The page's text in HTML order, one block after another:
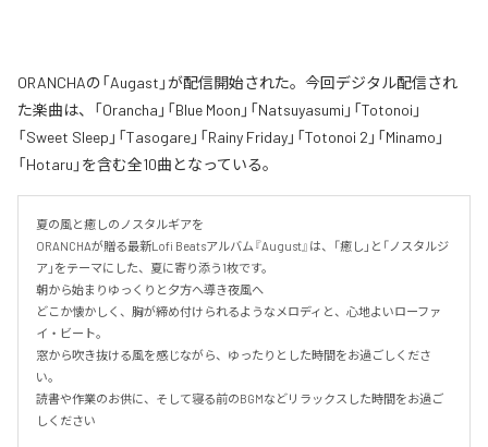
ORANCHAの「Augast」が配信開始された。今回デジタル配信され
た楽曲は、「Orancha」「Blue Moon」「Natsuyasumi」「Totonoi」
「Sweet Sleep」「Tasogare」「Rainy Friday」「Totonoi 2」「Minamo」
「Hotaru」を含む全10曲となっている。
夏の風と癒しのノスタルギアを
ORANCHAが贈る最新Lofi Beatsアルバム『August』は、「癒し」と「ノスタルジ
ア」をテーマにした、夏に寄り添う1枚です。
朝から始まりゆっくりと夕方へ導き夜風へ
どこか懐かしく、胸が締め付けられるようなメロディと、心地よいローファ
イ・ビート。
窓から吹き抜ける風を感じながら、ゆったりとした時間をお過ごしくださ
い。
読書や作業のお供に、そして寝る前のBGMなどリラックスした時間をお過ご
しください